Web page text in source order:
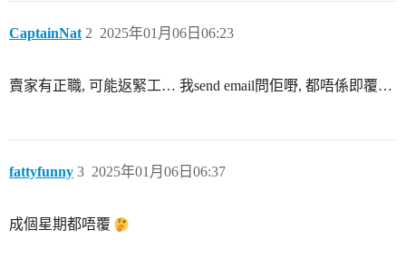
CaptainNat 2025年01月06日06:23
2
賣家有正職, 可能返緊工… 我send email問佢嘢, 都唔係即覆…
fattyfunny 2025年01月06日06:37
3
成個星期都唔覆